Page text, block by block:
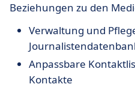
Beziehungen zu den
Verwaltung und
Anpassbare
Kontakte